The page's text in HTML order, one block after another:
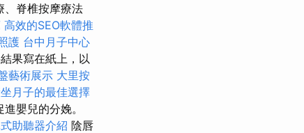
、脊椎按摩療法
高效的SEO軟體推
護 台中月子中心
果寫在紙上，以
藝術展示 大里按
月子的最佳選擇
嬰兒的分娩。
助聽器介紹 陰唇